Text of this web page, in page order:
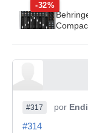
-32%
#317 por
#314